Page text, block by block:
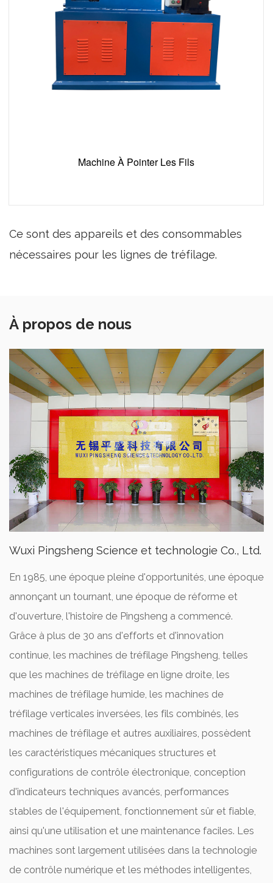
Machine À Pointer Les Fils
Ce sont des appareils et des consommables
nécessaires pour les lignes de tréfilage.
À propos de nous
Wuxi Pingsheng Science et technologie Co., Ltd.
En 1985, une époque pleine d'opportunités, une époque
annonçant un tournant, une époque de réforme et
d'ouverture, l'histoire de Pingsheng a commencé.
Grâce à plus de 30 ans d'efforts et d'innovation
continue, les machines de tréfilage Pingsheng, telles
que les machines de tréfilage en ligne droite, les
machines de tréfilage humide, les machines de
tréfilage verticales inversées, les fils combinés, les
machines de tréfilage et autres auxiliaires, possèdent
les caractéristiques mécaniques structures et
configurations de contrôle électronique, conception
d'indicateurs techniques avancés, performances
stables de l'équipement, fonctionnement sûr et fiable,
ainsi qu'une utilisation et une maintenance faciles. Les
machines sont largement utilisées dans la technologie
de contrôle numérique et les méthodes intelligentes,